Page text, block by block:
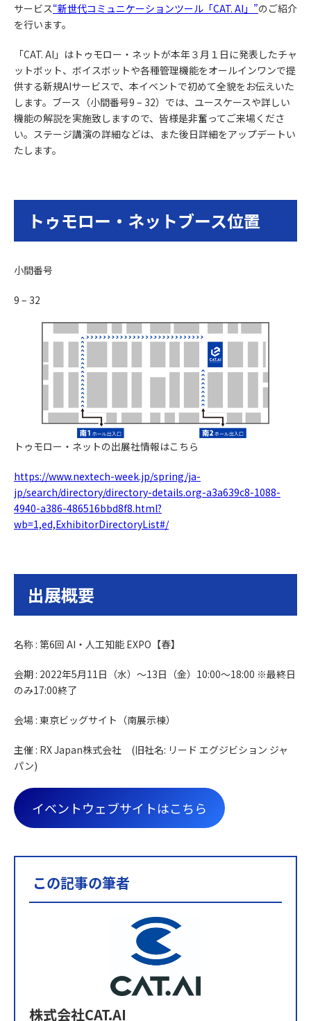
サービス“新世代コミュニケーションツール「CAT. AI」”のご紹介
を行います。
「CAT. AI」はトゥモロー・ネットが本年３月１日に発表したチャ
ットボット、ボイスボットや各種管理機能をオールインワンで提
供する新規AIサービスで、本イベントで初めて全貌をお伝えいた
します。ブース（小間番号9 – 32）では、ユースケースや詳しい
機能の解説を実施致しますので、皆様是非奮ってご来場くださ
い。ステージ講演の詳細などは、また後日詳細をアップデートい
たします。
トゥモロー・ネットブース位置
小間番号
9 – 32
トゥモロー・ネットの出展社情報はこちら
https://www.nextech-week.jp/spring/ja-
jp/search/directory/directory-details.org-a3a639c8-1088-
4940-a386-486516bbd8f8.html?
wb=1,ed,ExhibitorDirectoryList#/
出展概要
名称 : 第6回 AI・人工知能 EXPO【春】
会期 : 2022年5月11日（水）～13日（金）10:00～18:00 ※最終日
のみ17:00終了
会場 : 東京ビッグサイト（南展示棟）
主催 : RX Japan株式会社 (旧社名: リード エグジビション ジャ
パン)
イベントウェブサイトはこちら
この記事の筆者
株式会社CAT.AI